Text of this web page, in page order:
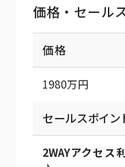
価格・セール
価格
1980万円
セールスポイン
2WAYアクセス